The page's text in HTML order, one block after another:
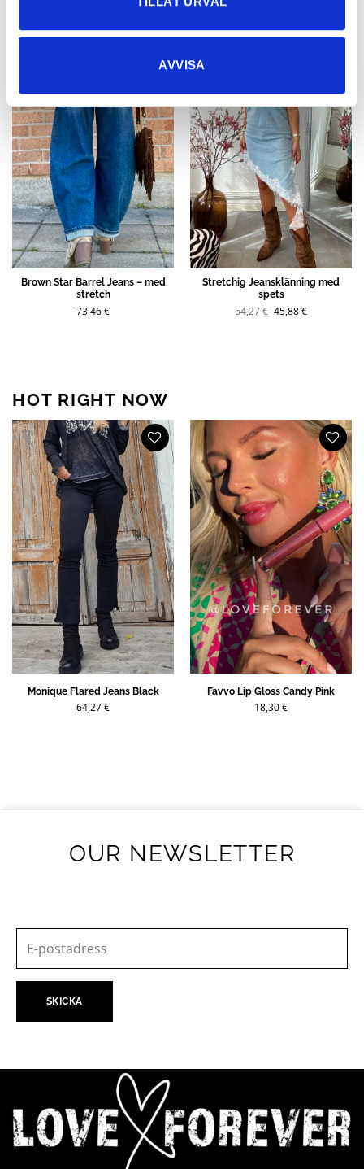
AVVISA
Brown Star Barrel Jeans – med
stretch
73,46€
Stretchig Jeansklänning med
spets
64,27€ Det
ursprungliga
45,88€Det
nuvarande
HOT RIGHT NOW
Monique Flared Jeans Black
64,27€
Favvo Lip Gloss Candy Pink
18,30€
OUR NEWSLETTER